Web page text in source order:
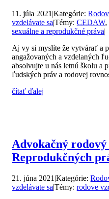
11. júla 2021 |Kategórie:
vzdelávate sa|Témy:CEDAW,
sexuálne a reprodukčné práva
Aj vy si myslíte že vytvárať a
angažovaných a vzdelaných
absolvujte u nás letnú školu a
ľudských práv a rodovej
čítať ďalej
Advokačný
Reprodukčných
21. júna 2021 |Kategórie:
vzdelávate sa|Témy:rodove